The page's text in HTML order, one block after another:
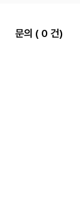
문의 ( 0 건)